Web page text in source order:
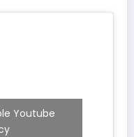
Youtube